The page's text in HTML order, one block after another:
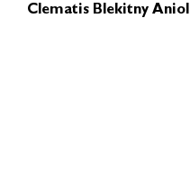
Clematis Blekitny Aniol